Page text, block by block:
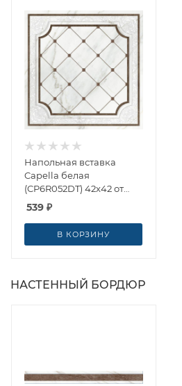
Напольная вставка
Capella белая
(CP6R052DT) 42x42 от
Cersanit (Россия)
539 ₽
В КОРЗИНУ
НАСТЕННЫЙ БОРДЮР